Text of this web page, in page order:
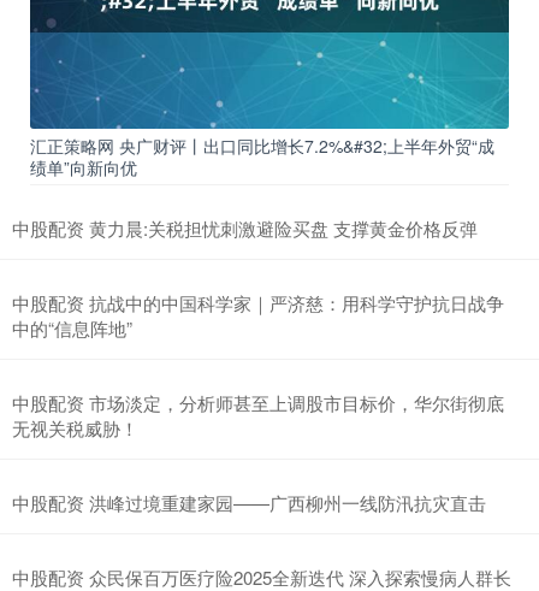
汇正策略网 央广财评丨出口同比增长7.2%&#32;上半年外贸“成
绩单”向新向优
中股配资 黄力晨:关税担忧刺激避险买盘 支撑黄金价格反弹
中股配资 抗战中的中国科学家｜严济慈：用科学守护抗日战争
中的“信息阵地”
中股配资 市场淡定，分析师甚至上调股市目标价，华尔街彻底
无视关税威胁！
中股配资 洪峰过境重建家园——广西柳州一线防汛抗灾直击
中股配资 众民保百万医疗险2025全新迭代 深入探索慢病人群长